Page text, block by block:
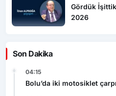
Gördük
2026
Son Dakika
04:15
Bolu’da iki motosiklet